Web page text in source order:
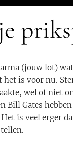
(jouw lot)
het is voor nu.
wel of niet
Bill Gates
is veel erger